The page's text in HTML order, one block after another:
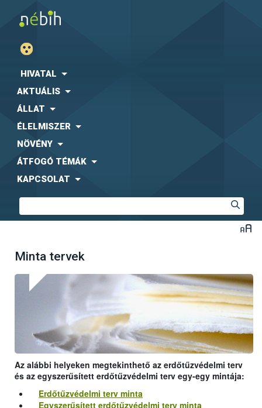
HIVATAL
AKTUÁLIS
ÁLLAT
ÉLELMISZER
NÖVÉNY
ÁTFOGÓ TÉMÁK
KAPCSOLAT
Minta tervek
Az alábbi helyeken megtekinthető az erdőtűzvédelmi terv
és az egyszerűsített erdőtűzvédelmi terv egy-egy mintája:
Erdőtűzvédelmi terv minta
Egyszerűsített erdőtűzvédelmi terv minta